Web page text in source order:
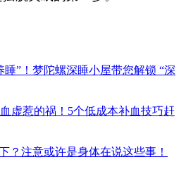
睡”！梦陀螺深睡小屋带您解锁 “深
虚惹的祸！5个低成本补血技巧赶
？注意或许是身体在说这些事！